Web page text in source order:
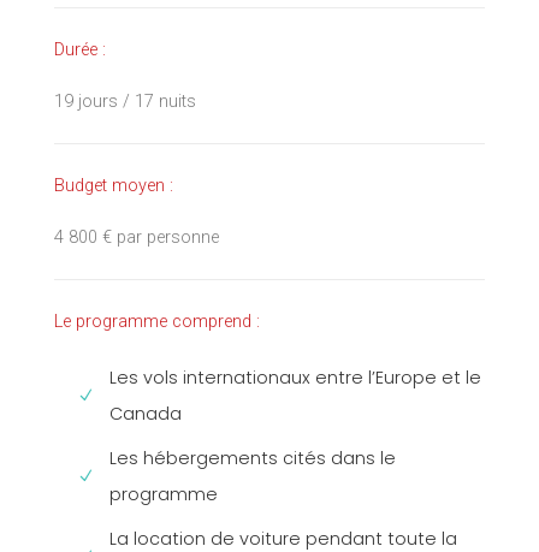
Durée :
19 jours / 17 nuits
Budget moyen :
4 800 € par personne
Le programme comprend :
Les vols internationaux entre l’Europe et le
Canada
Les hébergements cités dans le
programme
La location de voiture pendant toute la